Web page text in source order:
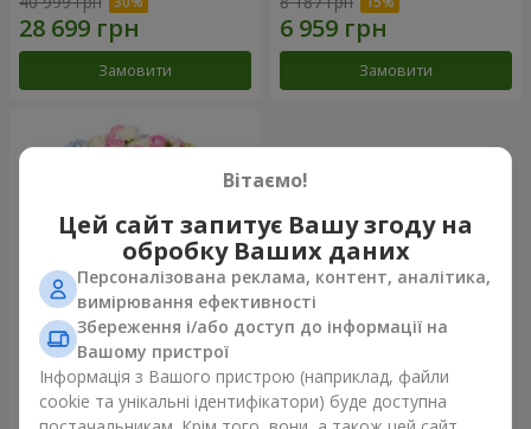
Замовити Замовити
Букет "Tarnis"
34 091 грн
Вітаємо!
Цей сайт запитує Вашу згоду на
обробку Ваших даних
Персоналізована реклама, контент, аналітика,
вимірювання ефективності
Збереження і/або доступ до інформації на
Вашому пристрої
Інформація з Вашого пристрою (наприклад, файли
cookie та унікальні ідентифікатори) буде доступна